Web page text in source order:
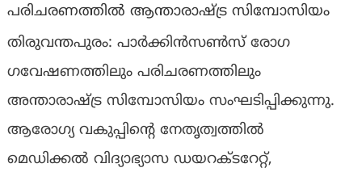
പരിചരണത്തില്‍ ആന്താരാഷ്ട്ര സിമ്പോസിയം
തിരുവന്തപുരം: പാര്‍ക്കിന്‍സണ്‍സ് രോഗ
ഗവേഷണത്തിലും പരിചരണത്തിലും
അന്താരാഷ്ട്ര സിമ്പോസിയം സംഘടിപ്പിക്കുന്നു.
ആരോഗ്യ വകുപ്പിന്റെ നേതൃത്വത്തില്‍
മെഡിക്കല്‍ വിദ്യാഭ്യാസ ഡയറക്ടറേറ്റ്,